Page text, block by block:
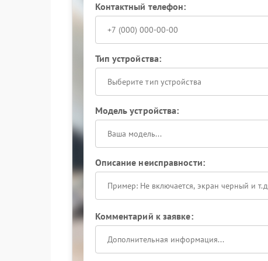
Контактный телефон:
Тип устройства:
Выберите тип устройства
Модель устройства:
Описание неисправности:
Комментарий к заявке: